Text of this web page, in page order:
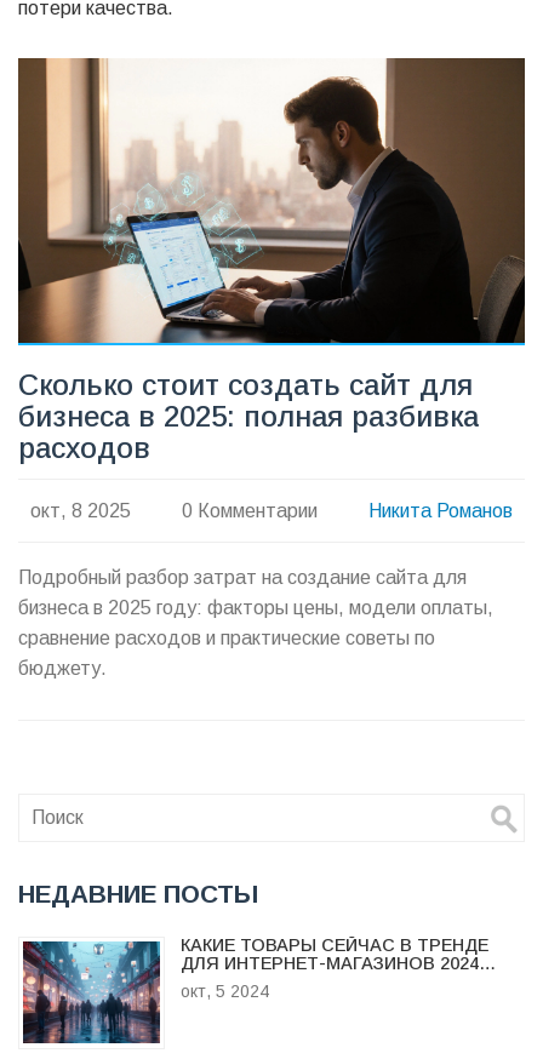
потери качества.
Сколько стоит создать сайт для
бизнеса в 2025: полная разбивка
расходов
окт, 8 2025 0 Комментарии Никита Романов
Подробный разбор затрат на создание сайта для
бизнеса в 2025 году: факторы цены, модели оплаты,
сравнение расходов и практические советы по
бюджету.
НЕДАВНИЕ ПОСТЫ
КАКИЕ ТОВАРЫ СЕЙЧАС В ТРЕНДЕ
ДЛЯ ИНТЕРНЕТ-МАГАЗИНОВ 2024
ГОДА
окт, 5 2024